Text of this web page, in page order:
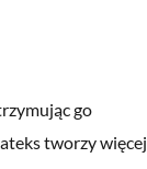
go
tworzy więcej